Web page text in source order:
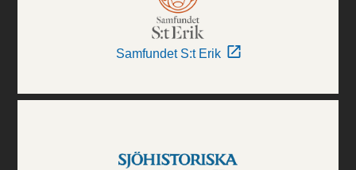
Samfundet S:t Erik